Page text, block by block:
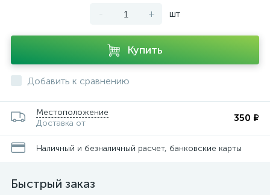
- + шт
Купить
Добавить к сравнению
Местоположение
Доставка от
350 ₽
Наличный и безналичный расчет, банковские карты
Быстрый заказ